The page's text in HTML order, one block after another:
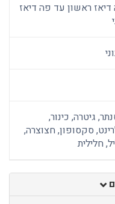
ראשון עד פה דיאז
גיטרה, כינור,
סקסופון, חצוצרה,
חלילית